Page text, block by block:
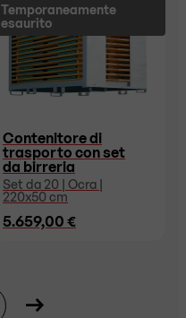
Temporaneamente
esaurito
Contenitore di
trasporto con set
da birreria
Set da 20 | Ocra |
220x50 cm
5.659,00 €